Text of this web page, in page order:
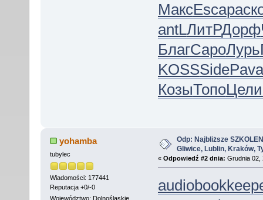
МаксEscaраск
antLЛитРДорф
БлагCapoЛурь
KOSSSidePava
КозыТопоЦели
yohamba
tubylec
Wiadomości: 177441
Reputacja +0/-0
Województwo: Dolnośląskie
Odp: Najbliższe
Gliwice, Lublin, Kraków,
« Odpowiedź #2 dnia: Grudnia 02,